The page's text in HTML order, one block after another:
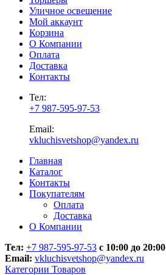
Уличное освещение
Мой аккаунт
Корзина
О Компании
Оплата
Доставка
Контакты
Тел:
+7 987-595-97-53
Email:
vkluchisvetshop@yandex.ru
Главная
Каталог
Контакты
Покупателям
Оплата
Доставка
О Компании
Тел: +7 987-595-97-53 с 10:00 до 20:00
Email: vkluchisvetshop@yandex.ru
Категории Товаров